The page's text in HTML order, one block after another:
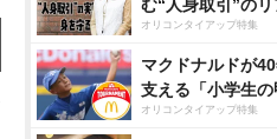
む“人身取引”の
オリコンタイアップ特集
マクドナルドが
支える「小学生の
オリコンタイアップ特集